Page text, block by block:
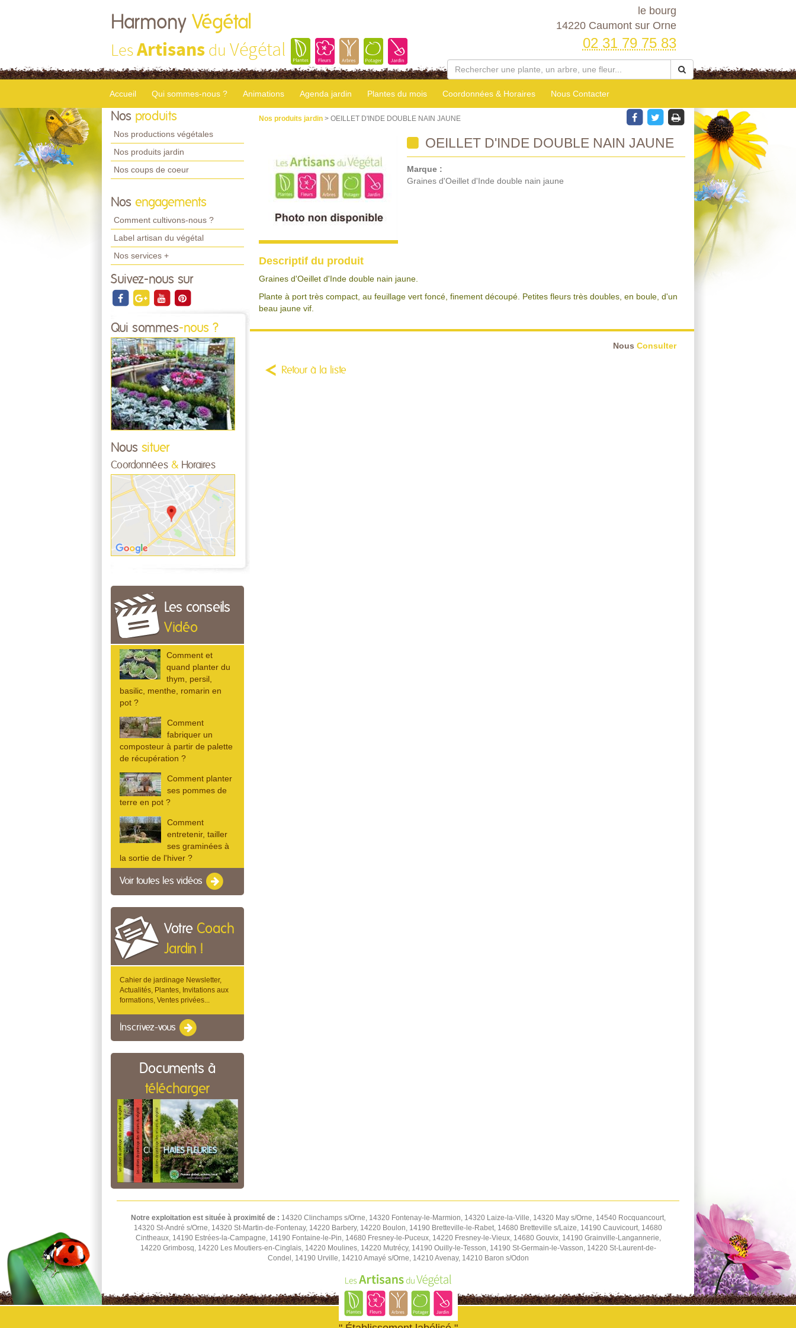
Harmony Végétal
LesArtisans du Végétal
le bourg
14220 Caumont sur Orne
02 31 79 75 83
Accueil Qui sommes-nous ? Animations Agenda jardin Plantes du mois Coordonnées & Horaires Nous Contacter
Nos produits
Nos productions végétales
Nos produits jardin
Nos coups de coeur
Nos engagements
Comment cultivons-nous ?
Label artisan du végétal
Nos services +
Suivez-nous sur
Qui sommes-nous ?
Nous situer
Coordonnées & Horaires
Les conseils
Vidéo
Comment et
quand planter du
thym, persil,
basilic, menthe, romarin en
pot ?
Comment
fabriquer un
composteur à partir de palette
de récupération ?
Comment planter
ses pommes de
terre en pot ?
Comment
entretenir, tailler
ses graminées à
la sortie de l'hiver ?
Voir toutes les vidéos
Votre Coach
Jardin !
Cahier de jardinage Newsletter,
Actualités, Plantes, Invitations aux
formations, Ventes privées...
Inscrivez-vous
Documents à
télécharger
Nos produits jardin > OEILLET D'INDE DOUBLE NAIN JAUNE
OEILLET D'INDE DOUBLE NAIN JAUNE
Marque :
Graines d'Oeillet d'Inde double nain jaune
Descriptif du produit
Graines d'Oeillet d'Inde double nain jaune.
Plante à port très compact, au feuillage vert foncé, finement découpé. Petites fleurs très doubles, en boule, d'un
beau jaune vif.
Nous Consulter
Retour à la liste
Notre exploitation est située à proximité de : 14320 Clinchamps s/Orne, 14320 Fontenay-le-Marmion, 14320 Laize-la-Ville, 14320 May s/Orne, 14540 Rocquancourt,
14320 St-André s/Orne, 14320 St-Martin-de-Fontenay, 14220 Barbery, 14220 Boulon, 14190 Bretteville-le-Rabet, 14680 Bretteville s/Laize, 14190 Cauvicourt, 14680
Cintheaux, 14190 Estrées-la-Campagne, 14190 Fontaine-le-Pin, 14680 Fresney-le-Puceux, 14220 Fresney-le-Vieux, 14680 Gouvix, 14190 Grainville-Langannerie,
14220 Grimbosq, 14220 Les Moutiers-en-Cinglais, 14220 Moulines, 14220 Mutrécy, 14190 Ouilly-le-Tesson, 14190 St-Germain-le-Vasson, 14220 St-Laurent-de-
Condel, 14190 Urville, 14210 Amayé s/Orne, 14210 Avenay, 14210 Baron s/Odon